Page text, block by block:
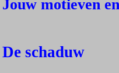
Jouw motieven
De schaduw